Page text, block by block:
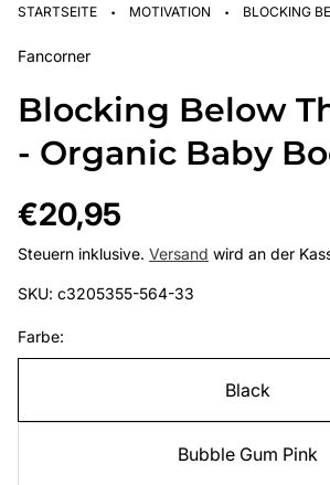
STARTSEITE · MOTIVATION · BLOCKING
Fancorner
Blocking Below
- Organic Baby
Regulärer
Preis
€20,95
Steuern inklusive. Versand wird an der
SKU: c3205355-564-33
Farbe:
Black
Bubble Gum Pink